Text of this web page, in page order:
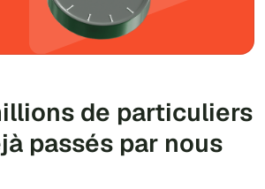
de particuliers
passés par nous